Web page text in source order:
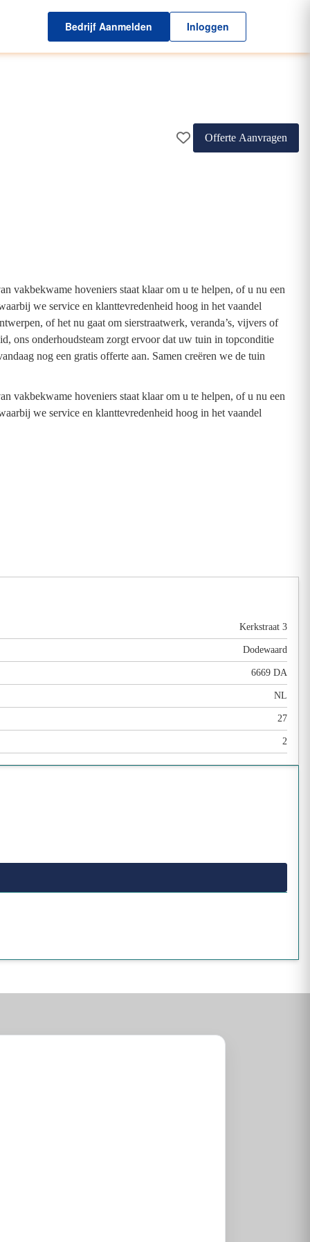
Bedrijf Aanmelden Inloggen
Offerte Aanvragen
vakbekwame hoveniers staat klaar om u te helpen, of u nu een
we service en klanttevredenheid hoog in het vaandel
of het nu gaat om sierstraatwerk, veranda’s, vijvers of
ons onderhoudsteam zorgt ervoor dat uw tuin in topconditie
nog een gratis offerte aan. Samen creëren we de tuin
vakbekwame hoveniers staat klaar om u te helpen, of u nu een
we service en klanttevredenheid hoog in het vaandel
Kerkstraat 3
Dodewaard
6669 DA
NL
27
2